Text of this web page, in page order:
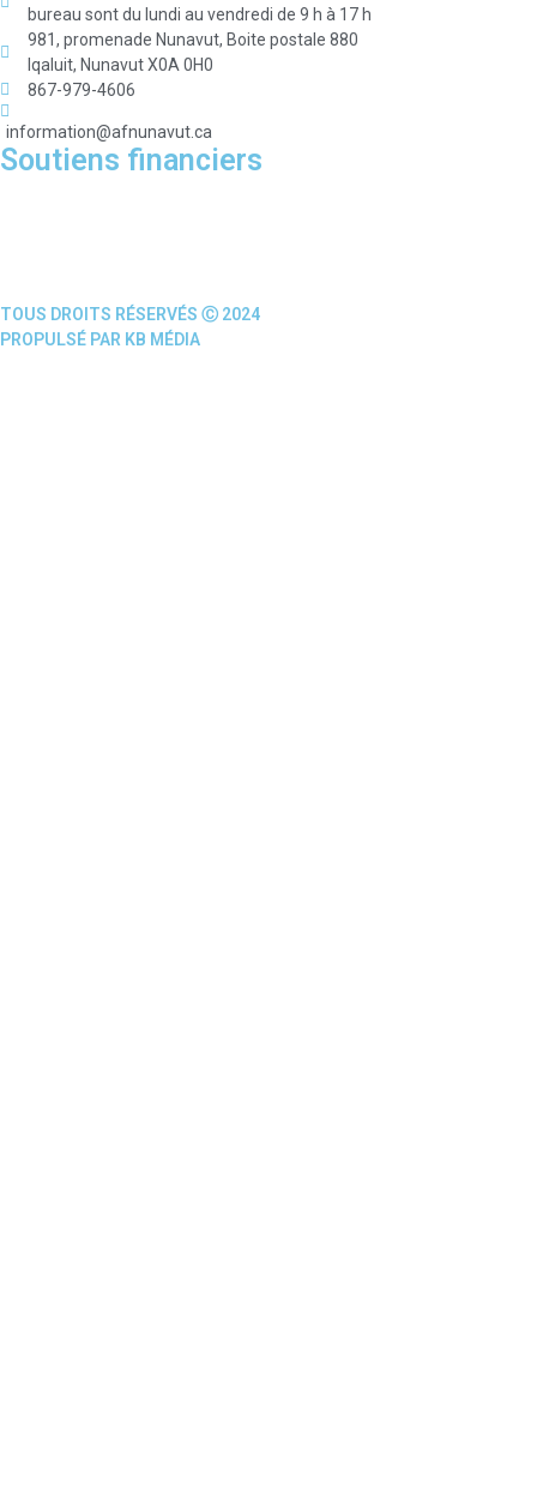
bureau sont du lundi au vendredi de 9 h à 17 h
981, promenade Nunavut, Boite postale 880
Iqaluit, Nunavut X0A 0H0
867-979-4606
information@afnunavut.ca
Soutiens financiers
TOUS DROITS RÉSERVÉS Ⓒ 2024
PROPULSÉ PAR KB MÉDIA